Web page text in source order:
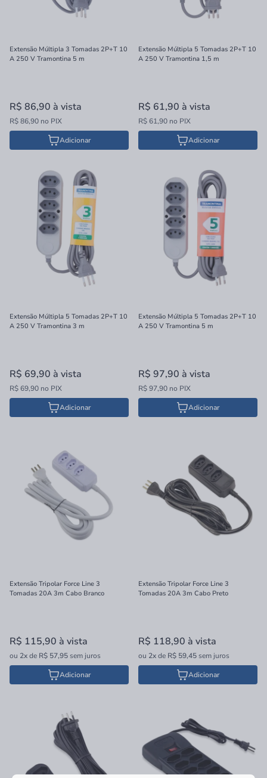
Extensão Múltipla 3 Tomadas 2P+T 10
A 250 V Tramontina 5 m
R$ 86,90 à vista
R$ 86,90 no PIX
Adicionar
Extensão Múltipla 5 Tomadas 2P+T 10
A 250 V Tramontina 1,5 m
R$ 61,90 à vista
R$ 61,90 no PIX
Adicionar
Extensão Múltipla 5 Tomadas 2P+T 10
A 250 V Tramontina 3 m
R$ 69,90 à vista
R$ 69,90 no PIX
Adicionar
Extensão Múltipla 5 Tomadas 2P+T 10
A 250 V Tramontina 5 m
R$ 97,90 à vista
R$ 97,90 no PIX
Adicionar
Extensão Tripolar Force Line 3
Tomadas 20A 3m Cabo Branco
R$ 115,90 à vista
ou 2xde R$ 57,95sem juros
Adicionar
Extensão Tripolar Force Line 3
Tomadas 20A 3m Cabo Preto
R$ 118,90 à vista
ou 2xde R$ 59,45sem juros
Adicionar